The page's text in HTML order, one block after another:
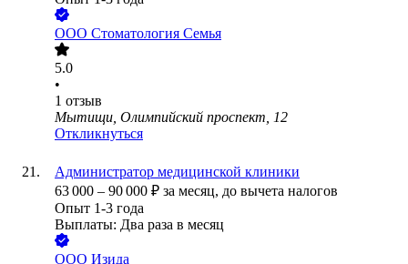
ООО Стоматология Семья
5.0
•
1 отзыв
Мытищи, Олимпийский проспект, 12
Откликнуться
Администратор медицинской клиники
63 000 – 90 000 ₽ за месяц, до вычета налогов
Опыт 1-3 года
Выплаты: Два раза в месяц
ООО Изида